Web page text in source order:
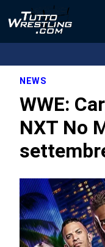
NEWS
WWE:
NXT No